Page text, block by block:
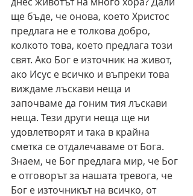
ще бъде, че онова, което Христос
предлага не е толкова добро,
колкото това, което предлага този
свят. Ако Бог е източник на живот,
ако Исус е всичко и въпреки това
виждаме лъскави неща и
започваме да гоним тия лъскави
неща. Тези други неща ще ни
удовлетворят и така в крайна
сметка се отдалечаваме от Бога.
Знаем, че Бог предлага мир, че Бог
е отговорът за нашата тревога, че
Бог е източникът на всичко, от